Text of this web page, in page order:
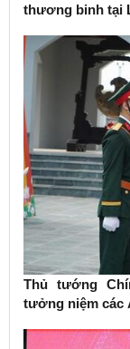
thương binh tại
Thủ tướng
tưởng niệm các